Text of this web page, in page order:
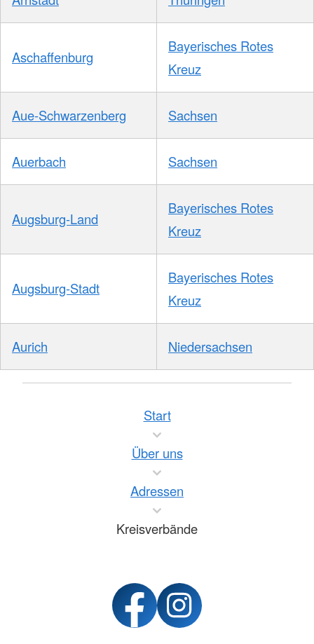
Aschaffenburg
Bayerisches Rotes
Kreuz
Aue-Schwarzenberg Sachsen
Auerbach Sachsen
Augsburg-Land
Bayerisches Rotes
Kreuz
Augsburg-Stadt
Bayerisches Rotes
Kreuz
Aurich Niedersachsen
Start
Über uns
Adressen
Kreisverbände